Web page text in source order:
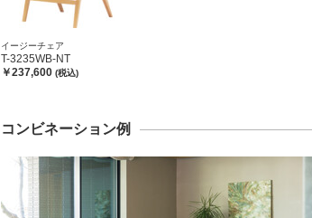
イージーチェア
T-3235WB-NT
￥237,600 (税込)
コンビネーション例